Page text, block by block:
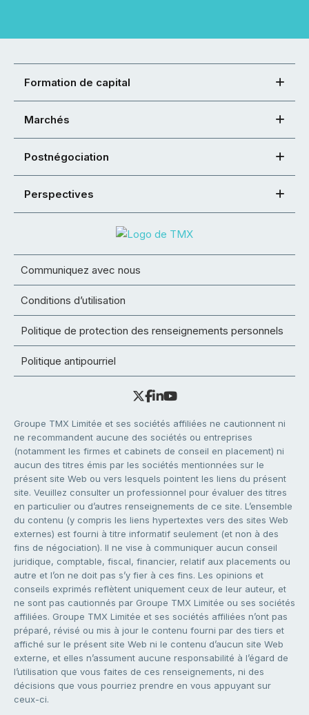
Formation de capital
Marchés
Postnégociation
Perspectives
Communiquez avec nous
Conditions d’utilisation
Politique de protection des renseignements personnels
Politique antipourriel
Groupe TMX Limitée et ses sociétés affiliées ne cautionnent ni
ne recommandent aucune des sociétés ou entreprises
(notamment les firmes et cabinets de conseil en placement) ni
aucun des titres émis par les sociétés mentionnées sur le
présent site Web ou vers lesquels pointent les liens du présent
site. Veuillez consulter un professionnel pour évaluer des titres
en particulier ou d’autres renseignements de ce site. L’ensemble
du contenu (y compris les liens hypertextes vers des sites Web
externes) est fourni à titre informatif seulement (et non à des
fins de négociation). Il ne vise à communiquer aucun conseil
juridique, comptable, fiscal, financier, relatif aux placements ou
autre et l’on ne doit pas s’y fier à ces fins. Les opinions et
conseils exprimés reflètent uniquement ceux de leur auteur, et
ne sont pas cautionnés par Groupe TMX Limitée ou ses sociétés
affiliées. Groupe TMX Limitée et ses sociétés affiliées n’ont pas
préparé, révisé ou mis à jour le contenu fourni par des tiers et
affiché sur le présent site Web ni le contenu d’aucun site Web
externe, et elles n’assument aucune responsabilité à l’égard de
l’utilisation que vous faites de ces renseignements, ni des
décisions que vous pourriez prendre en vous appuyant sur
ceux-ci.